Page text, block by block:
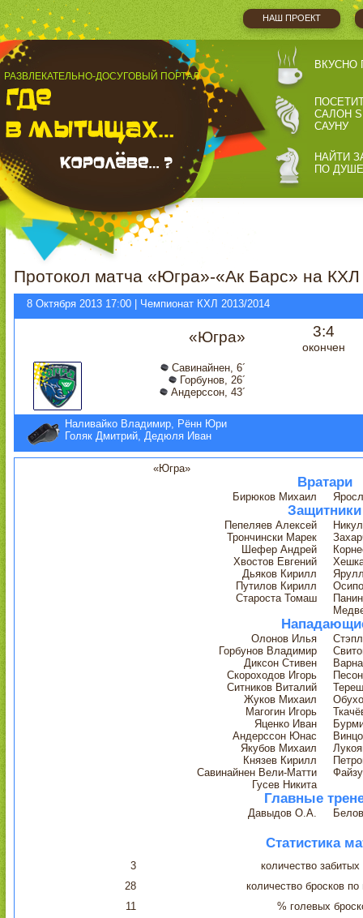
НАШ ПРОЕКТ
РАЗВЛЕКАТЕЛЬНО-ДОСУГОВЫЙ ПОРТАЛ
ВКУСНО
САЛОН
САУНУ
НАЙТИ
ПО ДУШЕ
Протокол матча «Югра»-«Ак Барс» на
8 Октября 2013 17:00 | Чемпионат КХЛ 2013/2014
«Югра» 3:4
окончен
Савинайнен, 6´
Горбунов, 26´
Андерссон, 43´
Наливайко Владимир, Рённ Юри
Голяк Дмитрий, Дедюля Иван
«Югра»
Вратари
Бирюков Михаил
Защитники
Пепеляев Алексей
Трончински Марек
Шефер Андрей
Хвостов Евгений
Дьяков Кирилл
Путилов Кирилл
Староста Томаш
Олонов Илья
Горбунов Владимир
Диксон Стивен
Скороходов Игорь
Ситников Виталий
Жуков Михаил
Магогин Игорь
Яценко Иван
Андерссон Юнас
Якубов Михаил
Князев Кирилл
Савинайнен Вели-Матти
Гусев Никита
Главные
Давыдов О.А.
Статистика
3
количество
28
количество бросков по
11
% голевых